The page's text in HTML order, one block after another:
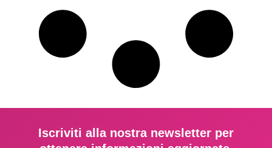
Iscriviti alla nostra newsletter per